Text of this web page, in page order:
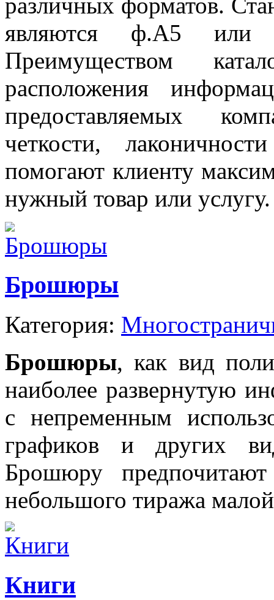
являются ф.А5
Преимуществом
расположения
предоставляемых
четкости,
помогают клиенту
нужный товар или услугу.
Брошюры
Категория:
Брошюры, как вид
наиболее развернутую
с непременным
графиков и других
Брошюру
небольшого тиража
Книги